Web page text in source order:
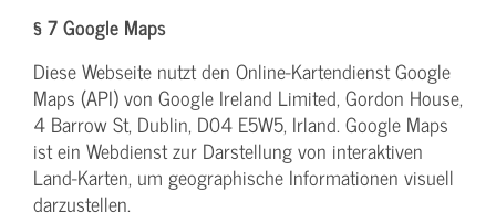
§ 7 Google Maps
Diese Webseite nutzt den Online-Kartendienst Google
Maps (API) von Google Ireland Limited, Gordon House,
4 Barrow St, Dublin, D04 E5W5, Irland. Google Maps
ist ein Webdienst zur Darstellung von interaktiven
Land-Karten, um geographische Informationen visuell
darzustellen.